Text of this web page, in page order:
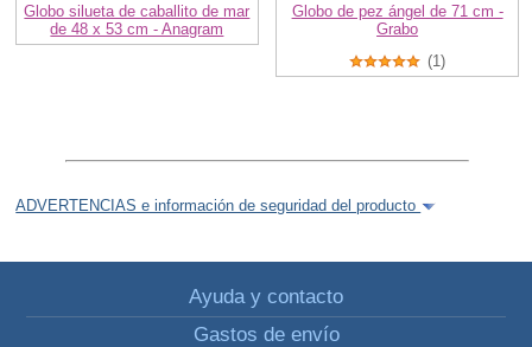
Globo silueta de caballito de mar
de 48 x 53 cm - Anagram
Globo de pez ángel de 71 cm -
Grabo
(1)
ADVERTENCIAS e información de seguridad del producto
Ayuda y contacto
Gastos de envío